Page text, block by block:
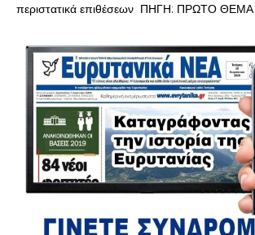
περιστατικά επιθέσεων ΠΗΓΗ: ΠΡΩΤΟ ΘΕΜΑ